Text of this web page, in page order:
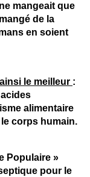
mangeait que
de la
en soient
le meilleur :
acides
alimentaire
corps humain.
Populaire »
pour le